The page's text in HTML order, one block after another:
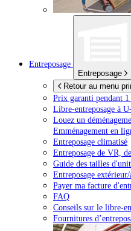
Entreposage
Entreposage
Retour au menu
Prix garanti pendant 1
Libre-entreposage à
Louez un
Emménagement en
Entreposage climatisé
Entreposage de VR,
Guide des tailles
Entreposage
Payer ma facture
FAQ
Conseils sur le libre-
Fournitures